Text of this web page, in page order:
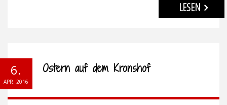
LESEN
6.
APR. 2016
Ostern auf dem Kronshof